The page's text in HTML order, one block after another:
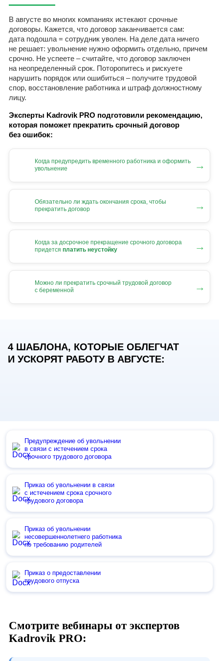
В августе во многих компаниях истекают срочные
договоры. Кажется, что договор заканчивается сам:
дата подошла = сотрудник уволен. На деле дата ничего
не решает: увольнение нужно оформить отдельно, причем
срочно. Не успеете – считайте, что договор заключен
на неопределенный срок. Поторопитесь и рискуете
нарушить порядок или ошибиться – получите трудовой
спор, восстановление работника и штраф должностному
лицу.
Эксперты Kadrovik PRO подготовили рекомендацию,
которая поможет прекратить срочный договор
без ошибок:
Когда предупредить временного работника и оформить
увольнение
→
Обязательно ли ждать окончания срока, чтобы
прекратить договор
→
Когда за досрочное прекращение срочного договора
придется платить неустойку →
Можно ли прекратить срочный трудовой договор
с беременной
→
4 ШАБЛОНА, КОТОРЫЕ ОБЛЕГЧАТ
И УСКОРЯТ РАБОТУ В АВГУСТЕ:
Предупреждение об увольнении
в связи с истечением срока
срочного трудового договора
Приказ об увольнении в связи
с истечением срока срочного
трудового договора
Приказ об увольнении
несовершеннолетнего работника
по требованию родителей
Приказ о предоставлении
трудового отпуска
Смотрите вебинары от экспертов
Kadrovik PRO: